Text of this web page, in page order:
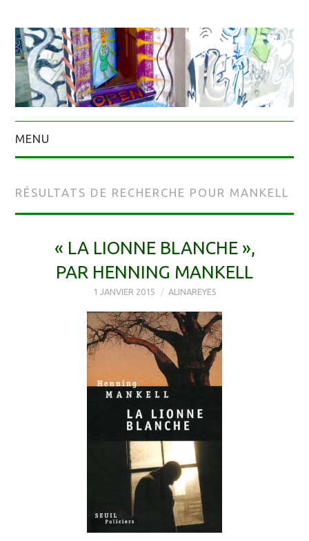
MENU
RÉSULTATS DE RECHERCHE POUR MANKELL
« LA LIONNE BLANCHE »,
PAR HENNING MANKELL
1 JANVIER 2015 ALINAREYES